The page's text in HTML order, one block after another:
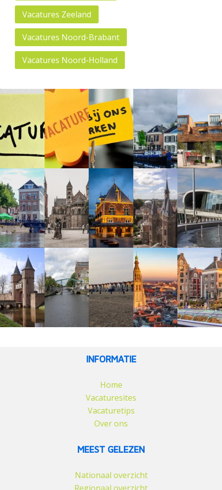
Vacatures Zeeland
Vacatures Noord-Brabant
Vacatures Noord-Holland
INFORMATIE
Home
Vacaturesites
Vacaturetips
Over ons
MEEST GELEZEN
Nationaal overzicht